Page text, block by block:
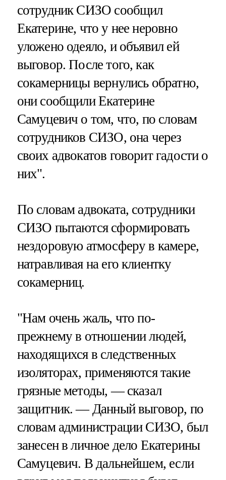
сотрудник СИЗО сообщил
Екатерине, что у нее неровно
уложено одеяло, и объявил ей
выговор. После того, как
сокамерницы вернулись обратно,
они сообщили Екатерине
Самуцевич о том, что, по словам
сотрудников СИЗО, она через
своих адвокатов говорит гадости о
них".
По словам адвоката, сотрудники
СИЗО пытаются сформировать
нездоровую атмосферу в камере,
натравливая на его клиентку
сокамерниц.
"Нам очень жаль, что по-
прежнему в отношении людей,
находящихся в следственных
изоляторах, применяются такие
грязные методы, — сказал
защитник. — Данный выговор, по
словам администрации СИЗО, был
занесен в личное дело Екатерины
Самуцевич. В дальнейшем, если